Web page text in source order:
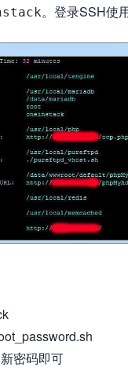
。登录SSH使
密码即可